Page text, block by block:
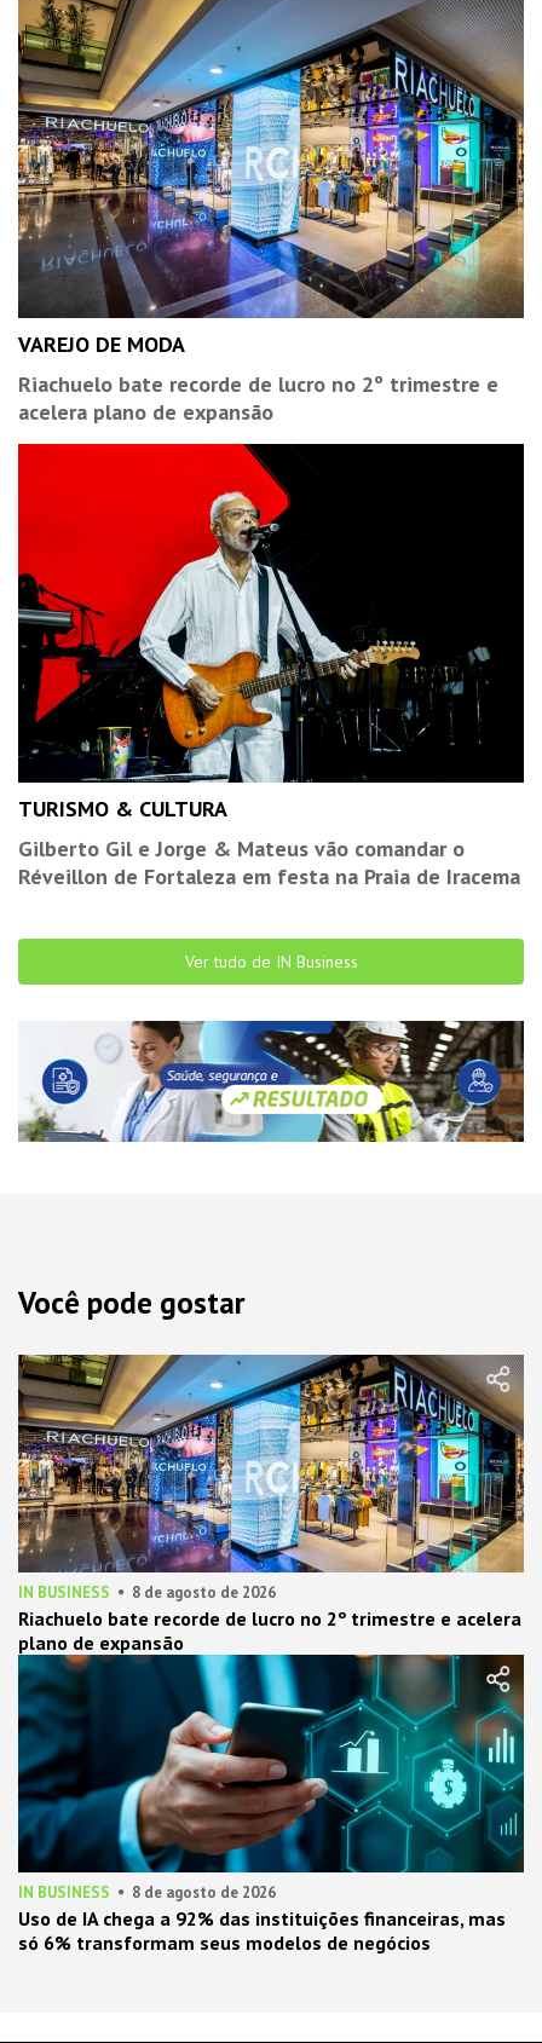
VAREJO DE MODA
Riachuelo bate recorde de lucro no 2º trimestre e
acelera plano de expansão
TURISMO & CULTURA
Gilberto Gil e Jorge & Mateus vão comandar o
Réveillon de Fortaleza em festa na Praia de Iracema
Ver tudo de IN Business
Você pode gostar
IN BUSINESS 8 de agosto de 2026
Riachuelo bate recorde de lucro no 2º trimestre e acelera
plano de expansão
IN BUSINESS 8 de agosto de 2026
Uso de IA chega a 92% das instituições financeiras, mas
só 6% transformam seus modelos de negócios